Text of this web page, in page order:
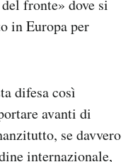
fronte» dove si
in Europa per
difesa così
avanti di
se davvero
internazionale,